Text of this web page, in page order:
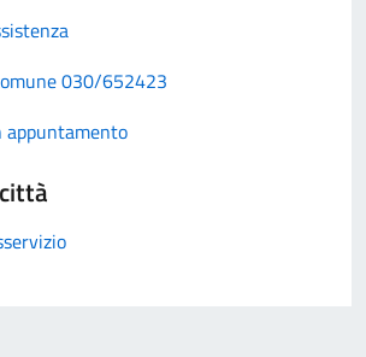
030/652423
appuntamento